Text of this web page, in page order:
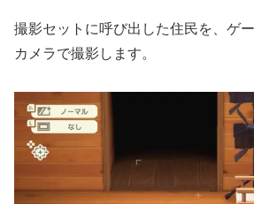
撮影セットに呼び出した住民を、ゲ
カメラで撮影します。